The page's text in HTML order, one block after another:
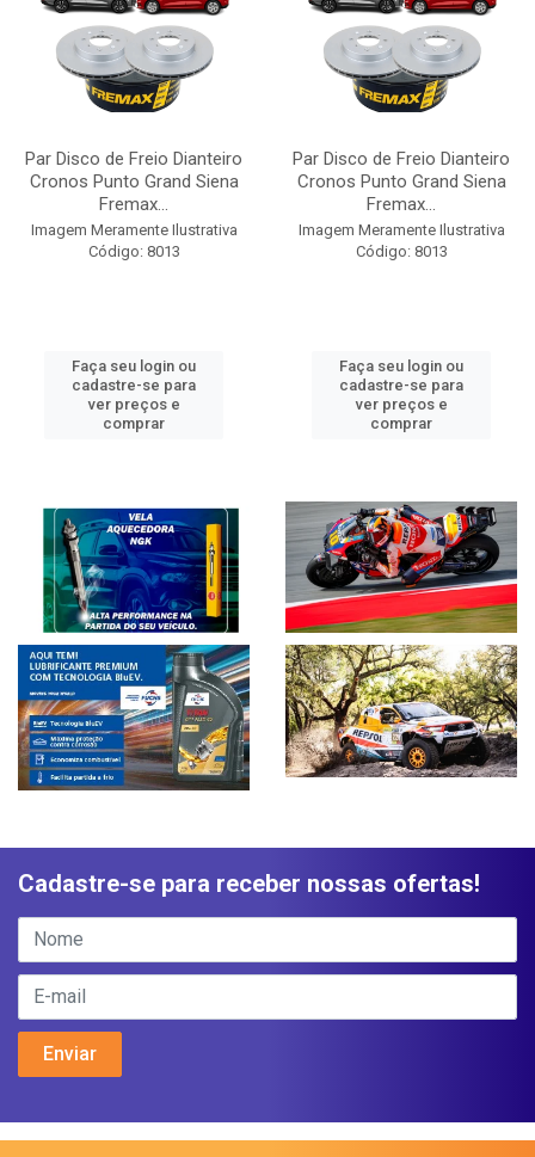
Par Disco de Freio Dianteiro
Cronos Punto Grand Siena
Fremax...
Imagem Meramente Ilustrativa
Código: 8013
Faça seu login ou
cadastre-se para
ver preços e
comprar
Par Disco de Freio Dianteiro
Cronos Punto Grand Siena
Fremax...
Imagem Meramente Ilustrativa
Código: 8013
Faça seu login ou
cadastre-se para
ver preços e
comprar
Cadastre-se para receber nossas ofertas!